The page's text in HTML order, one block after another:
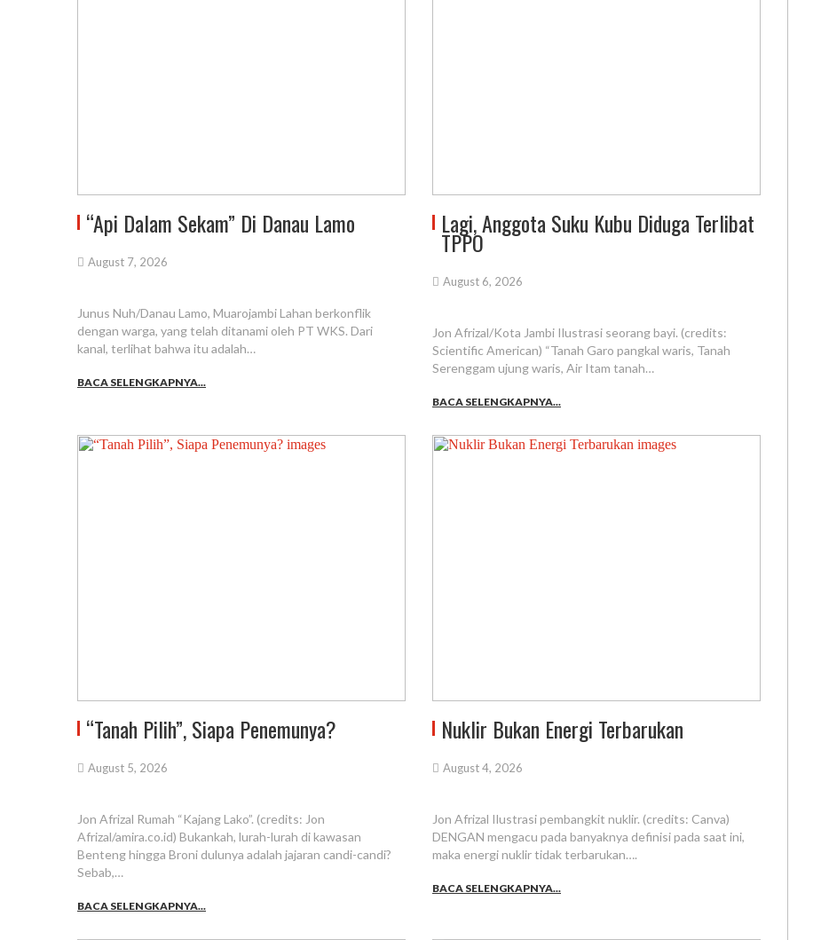
“Api Dalam Sekam” Di Danau Lamo
August 7, 2026
Junus Nuh/Danau Lamo, Muarojambi Lahan berkonflik
dengan warga, yang telah ditanami oleh PT WKS. Dari
kanal, terlihat bahwa itu adalah…
BACA SELENGKAPNYA...
Lagi, Anggota Suku Kubu Diduga Terlibat
TPPO
August 6, 2026
Jon Afrizal/Kota Jambi Ilustrasi seorang bayi. (credits:
Scientific American) “Tanah Garo pangkal waris, Tanah
Serenggam ujung waris, Air Itam tanah…
BACA SELENGKAPNYA...
“Tanah Pilih”, Siapa Penemunya?
August 5, 2026
Jon Afrizal Rumah “Kajang Lako”. (credits: Jon
Afrizal/amira.co.id) Bukankah, lurah-lurah di kawasan
Benteng hingga Broni dulunya adalah jajaran candi-candi?
Sebab,…
BACA SELENGKAPNYA...
Nuklir Bukan Energi Terbarukan
August 4, 2026
Jon Afrizal Ilustrasi pembangkit nuklir. (credits: Canva)
DENGAN mengacu pada banyaknya definisi pada saat ini,
maka energi nuklir tidak terbarukan….
BACA SELENGKAPNYA...